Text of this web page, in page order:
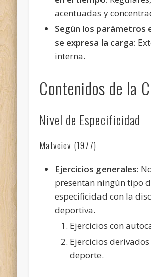
acentuadas y
Según los parámetros
se expresa la carga:
interna.
Contenidos de la
Nivel de Especificidad
Matveiev (1977)
Ejercicios generales:
presentan ningún tipo
especificidad con la
deportiva.
Ejercicios con
Ejercicios
deporte.